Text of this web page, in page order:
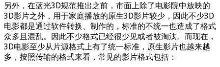
另外，在蓝光3D规范推出之前，市面上除了电影院中放映的
3D影片之外，用于家庭播放的原生3D影片较少，因此不少3D
电影都是通过软件转换、制作的，标准的不统一也造成了格式
众多且混乱。因此不少格式已经很少见或者被淘汰。而现在，
3D电影至少从片源格式上有了统一标准，原生影片也越来越
多，按照传输的格式来看，常见的影片格式包括：